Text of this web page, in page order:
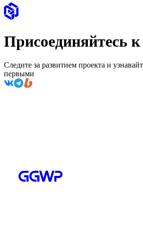
Присоединяйтесь
Следите за развитием проекта и
первыми